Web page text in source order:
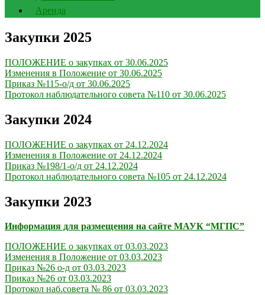
Аренда
Закупки 2025
ПОЛОЖЕНИЕ о закупках от 30.06.2025
Изменения в Положение от 30.06.2025
Приказ №115-о/д от 30.06.2025
Протокол наблюдательного совета №110 от 30.06.2025
Закупки 2024
ПОЛОЖЕНИЕ о закупках от 24.12.2024
Изменения в Положение от 24.12.2024
Приказ №198/1-о/д от 24.12.2024
Протокол наблюдательного совета №105 от 24.12.2024
Закупки 2023
Информация для размещения на сайте МАУК “МГПС”
ПОЛОЖЕНИЕ о закупках от 03.03.2023
Изменения в Положение от 03.03.2023
Приказ №26 о-д от 03.03.2023
Приказ №26 от 03.03.2023
Протокол наб.совета № 86 от 03.03.2023